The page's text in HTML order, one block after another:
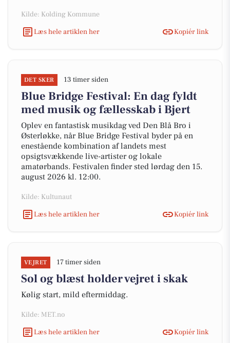
Kilde: Kolding Kommune
Læs hele artiklen her
Kopiér link
DET SKER 13 timer siden
Blue Bridge Festival: En dag fyldt
med musik og fællesskab i Bjert
Oplev en fantastisk musikdag ved Den Blå Bro i
Østerløkke, når Blue Bridge Festival byder på en
enestående kombination af landets mest
opsigtsvækkende live-artister og lokale
amatørbands. Festivalen finder sted lørdag den 15.
august 2026 kl. 12:00.
Kilde: Kultunaut
Læs hele artiklen her
Kopiér link
VEJRET 17 timer siden
Sol og blæst holder vejret i skak
Kølig start, mild eftermiddag.
Kilde: MET.no
Læs hele artiklen her
Kopiér link